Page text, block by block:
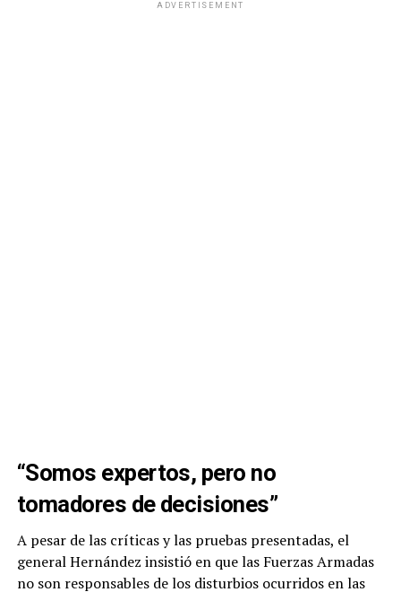
ADVERTISEMENT
“Somos expertos, pero no
tomadores de decisiones”
A pesar de las críticas y las pruebas presentadas, el
general Hernández insistió en que las Fuerzas Armadas
no son responsables de los disturbios ocurridos en las